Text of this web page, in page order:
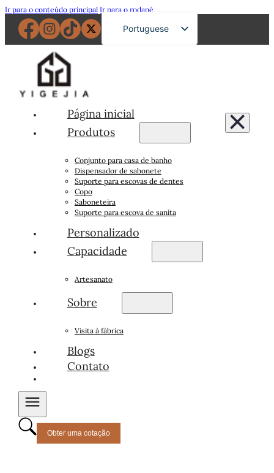
Ir para o conteúdo principal Ir para o rodapé
Portuguese
English
Russian
Arabic
Página inicial
Produtos
Conjunto para casa de banho
Dispensador de sabonete
Suporte para escovas de dentes
Copo
Saboneteira
Suporte para escova de sanita
Personalizado
Capacidade
Artesanato
Sobre
Visita à fábrica
Blogs
Contato
Obter uma cotação